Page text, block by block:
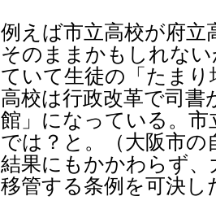
例えば市立高校が府立
そのままかもしれな
ていて生徒の「たま
高校は行政改革で司
館」になっている。
では？と。（大阪市
結果にもかかわらず
移管する条例を可決し